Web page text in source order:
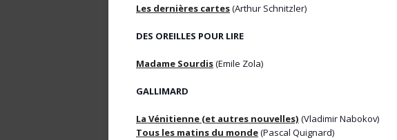
Les dernières cartes(Arthur Schnitzler)
DES OREILLES POUR LIRE
Madame Sourdis(Emile Zola)
GALLIMARD
La Vénitienne (et autres nouvelles) (Vladimir Nabokov)
Tous les matins du monde(Pascal Quignard)